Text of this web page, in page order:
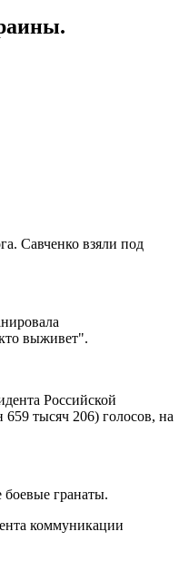
Савченко взяли под
выживет".
Российской
тысяч 206) голосов, на
гранаты.
коммуникации